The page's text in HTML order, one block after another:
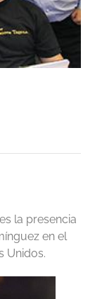
la presencia
en el
Unidos.